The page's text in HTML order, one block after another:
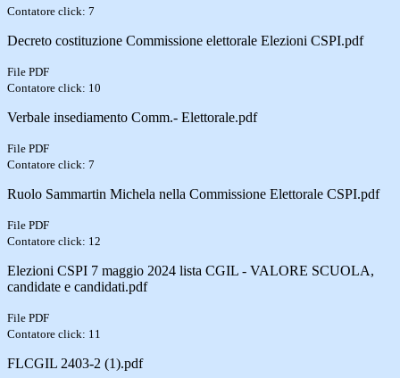
Contatore click: 7
Decreto costituzione Commissione elettorale Elezioni CSPI.pdf
File PDF
Contatore click: 10
Verbale insediamento Comm.- Elettorale.pdf
File PDF
Contatore click: 7
Ruolo Sammartin Michela nella Commissione Elettorale CSPI.pdf
File PDF
Contatore click: 12
Elezioni CSPI 7 maggio 2024 lista CGIL - VALORE SCUOLA,
candidate e candidati.pdf
File PDF
Contatore click: 11
FLCGIL 2403-2 (1).pdf